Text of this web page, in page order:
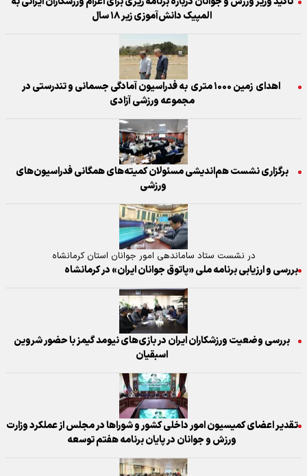
المپیک دانش‌آموزی زیر ۱۸ سال
اهدای زمین ۱۰۰۰ متری به فدراسیون آمادگی جسمانی و تندرستی در
مجموعه ورزشی آزادی
برگزاری نشست هم‌اندیشی مسئولان کمیته‌های همگانی فدراسیون‌های
ورزشی
در نشست ستاد ساماندهی امور جوانان استان کرمانشاه
بررسی و ارزیابی برنامه ملی «پاتوق جوانان ایران» در کرمانشاه
بررسی وضعیت ورزشکاران ایران در بازی‌های نیومد گیمز با حضور شروین
اسبقیان
تقدیر اعضای کمیسیون امور داخلی کشور و شورا‌ها در مجلس از عملکرد وزارت
ورزش و جوانان در پایان برنامه هفتم توسعه